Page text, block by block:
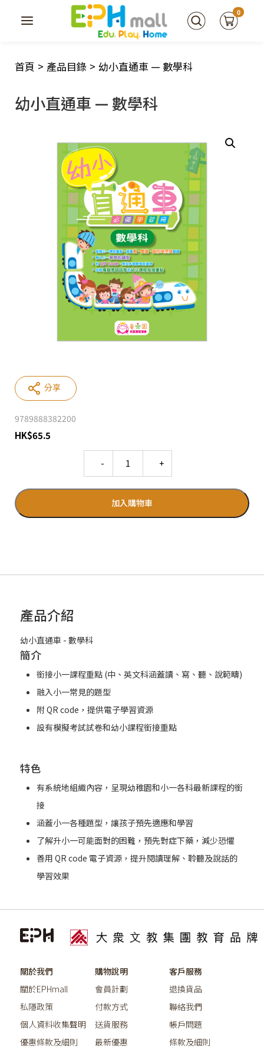
0
首頁 > 產品目錄 > 幼小直通車 — 數學科
幼小直通車 — 數學科
9789888382200
HK$65.5
加入購物車
分享
產品介紹
幼小直通車 - 數學科
簡介
銜接小一課程重點 (中、英文科涵蓋讀、寫、聽、說範疇)
融入小一常見的題型
附 QR code，提供電子學習資源
設有模擬考試試卷和幼小課程銜接重點
特色
有系統地組織內容，呈現幼稚園和小一各科最新課程的銜
接
涵蓋小一各種題型，讓孩子預先適應和學習
了解升小一可能面對的困難，預先對症下藥，減少恐懼
善用 QR code 電子資源，提升閱讀理解、聆聽及說話的
學習效果
關於我們
關於EPHmall
私隱政策
個人資料收集聲明
優惠條款及細則
購物說明
會員計劃
付款方式
送貨服務
最新優惠
客戶服務
退換貨品
聯絡我們
帳戶問題
條款及細則